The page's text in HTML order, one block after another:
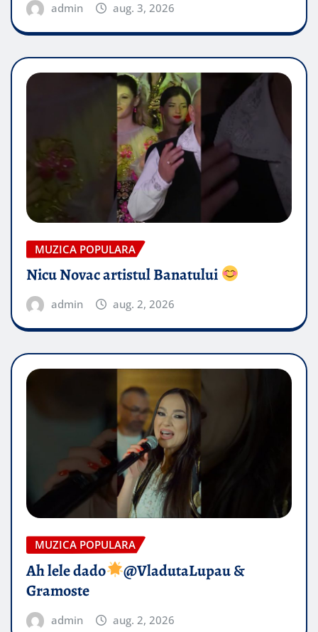
admin aug. 3, 2026
MUZICA POPULARA
Nicu Novac artistul Banatului
admin aug. 2, 2026
MUZICA POPULARA
Ah lele dado​
@VladutaLupau &
Gramoste
admin aug. 2, 2026